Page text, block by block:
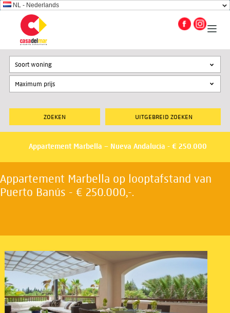
NL - Nederlands
UITGEBREID ZOEKEN
Soort woning
Appartement Marbella – Nueva Andalucia - € 250.000
Appartement Marbella op looptafstand van
Puerto Banús - € 250.000,-.